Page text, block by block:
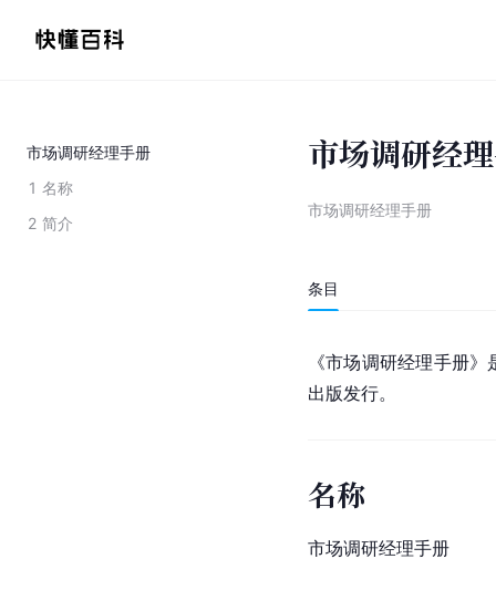
市场调研经理手册
1 名称
2 简介
市场调研经
市场调研经理手册
条目
《市场调研经理手册
出版发行。
名称
市场调研经理手册